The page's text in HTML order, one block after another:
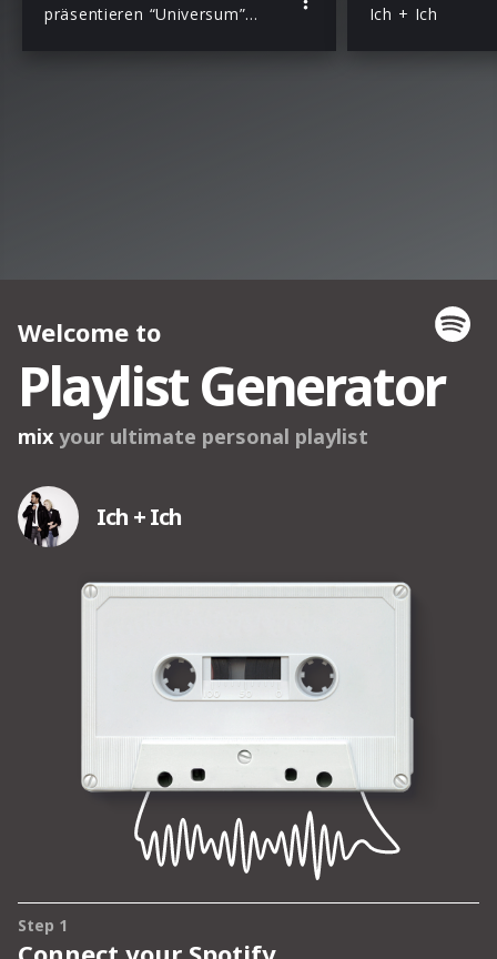
präsentieren “Universum” als neue Single-Version mit 2 neuen Songs “Gib Was Ab” und “Zeichen” Ich + Ich